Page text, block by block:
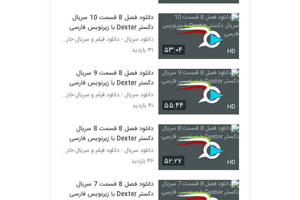
۵۳:۰۴ HD
دانلود فصل 8 قسمت 10 سریال
دکستر Dexter با زیرنویس فارسی
دانلود سریال - دانلود فیلم و سریال خارجی
۳۱ بازدید
۵۵:۴۴ HD
دانلود فصل 8 قسمت 9 سریال
دکستر Dexter با زیرنویس فارسی
دانلود سریال - دانلود فیلم و سریال خارجی
۴۰ بازدید
۵۲:۲۷ HD
دانلود فصل 8 قسمت 8 سریال
دکستر Dexter با زیرنویس فارسی
دانلود سریال - دانلود فیلم و سریال خارجی
۴۶ بازدید
دانلود فصل 8 قسمت 7 سریال
دکستر Dexter با زیرنویس فارسی